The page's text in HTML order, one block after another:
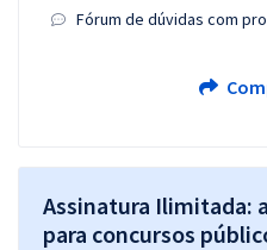
Fórum de dúvidas com
Assinatura Ilimitada:
para concursos